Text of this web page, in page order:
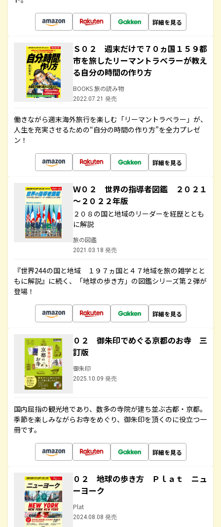
詳細を見る
Ｓ０２ 週末だけで７０ヵ国１５９都
市を旅したリーマントラベラーが教え
る自分の時間の作り方
BOOKS 旅の読み物
2022.07.21 発売
働きながら週末海外旅行を楽しむ「リーマントラベラー」が、
人生を充実させるための“自分の時間の作り方”を全力プレゼ
ン！
詳細を見る
Ｗ０２ 世界の指導者図鑑 ２０２１
～２０２２年版
２０８の国と地域のリーダーを経歴ととも
に解説
旅の図鑑
2021.03.18 発売
『世界244の国と地域 １９７ヵ国と４７地域を旅の雑学とと
もに解説』に続く、「地球の歩き方」の図鑑シリーズ第２弾が
登場！
詳細を見る
０２ 御朱印でめぐる京都のお寺 三
訂版
御朱印
2025.10.09 発売
国内屈指の観光地であり、数多の寺院が建ち並ぶ古都・京都。
季節を楽しみながらお寺をめぐり、御朱印を頂くのに役立つ一
冊です。
詳細を見る
０２ 地球の歩き方 Ｐｌａｔ ニュ
ーヨーク
Plat
2024.08.08 発売